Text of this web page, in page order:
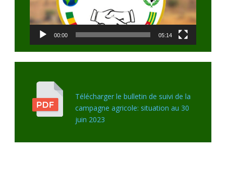
00:00 05:14
Télécharger le bulletin de suivi de la
campagne agricole: situation au 30
juin 2023